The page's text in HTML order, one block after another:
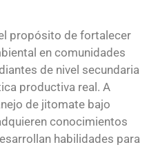
propósito de fortalecer
en comunidades
de nivel secundaria
productiva real. A
de jitomate bajo
conocimientos
habilidades para